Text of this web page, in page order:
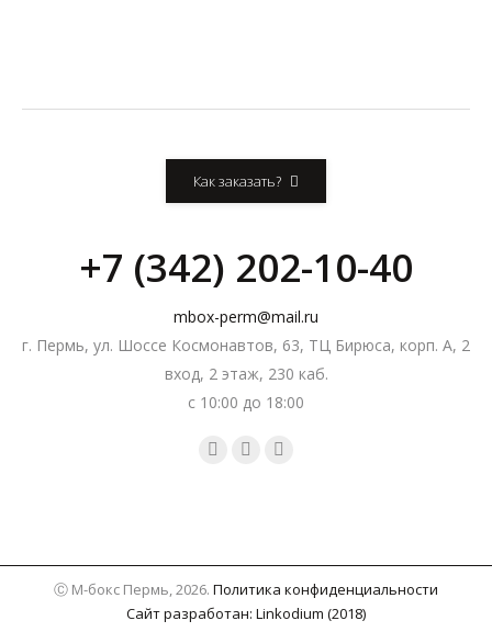
Как заказать?
+7 (342) 202-10-40
mbox-perm@mail.ru
г. Пермь, ул. Шоссе Космонавтов, 63, ТЦ Бирюса, корп. А, 2
вход, 2 этаж, 230 каб.
с 10:00 до 18:00
Вконтакте
new
window
Instagram
new
window
new
window
Ⓒ М-бокс Пермь, 2026. Политика конфиденциальности
Сайт разработан: Linkodium (2018)